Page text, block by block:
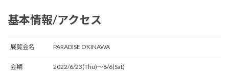
基本情報/アクセス
展覧会名 PARADISE OKINAWA
会期 2022/6/23(Thu)〜8/6(Sat)